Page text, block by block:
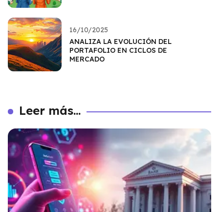
16/10/2025
ANALIZA LA EVOLUCIÓN DEL
PORTAFOLIO EN CICLOS DE
MERCADO
Leer más...